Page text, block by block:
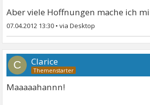
Aber viele Hoffnungen mache ich
07.04.2012 13:30 •
C Clarice
Maaaaahannn!